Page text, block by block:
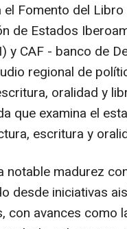
el Fomento del
de Estados
y CAF - banco de
regional de
oralidad y
que examina el
escritura y
notable madurez
desde iniciativas
con avances como